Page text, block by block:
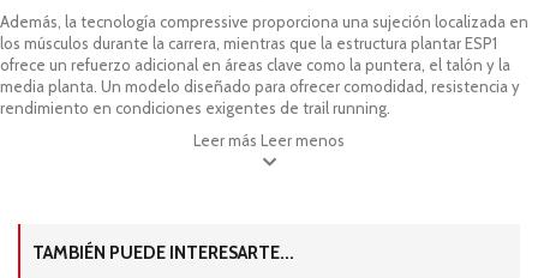
Además, la tecnología compressive proporciona una sujeción localizada en
los músculos durante la carrera, mientras que la estructura plantar ESP1
ofrece un refuerzo adicional en áreas clave como la puntera, el talón y la
media planta. Un modelo diseñado para ofrecer comodidad, resistencia y
rendimiento en condiciones exigentes de trail running.
Leer más Leer menos
TAMBIÉN PUEDE INTERESARTE...